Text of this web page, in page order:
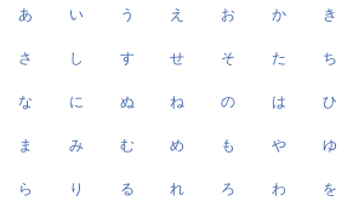
あ い う え お か き
さ し す せ そ た ち
な に ぬ ね の は ひ
ま み む め も や ゆ
ら り る れ ろ わ を